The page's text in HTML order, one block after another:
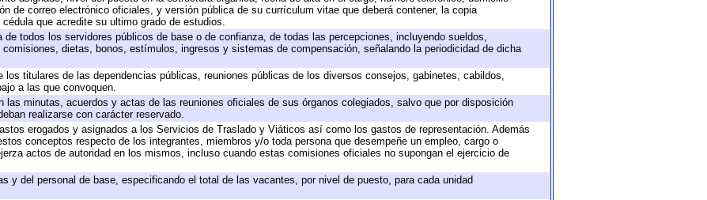
de correo electrónico oficiales, y versión pública de su currículum vitae que deberá contener, la copia
que acredite su ultimo grado de estudios.
todos los servidores públicos de base o de confianza, de todas las percepciones, incluyendo sueldos,
dietas, bonos, estímulos, ingresos y sistemas de compensación, señalando la periodicidad de dicha
los titulares de las dependencias públicas, reuniones públicas de los diversos consejos, gabinetes, cabildos,
a las que convoquen.
las minutas, acuerdos y actas de las reuniones oficiales de sus órganos colegiados, salvo que por disposición
realizarse con carácter reservado.
erogados y asignados a los Servicios de Traslado y Viáticos así como los gastos de representación. Además
conceptos respecto de los integrantes, miembros y/o toda persona que desempeñe un empleo, cargo o
actos de autoridad en los mismos, incluso cuando estas comisiones oficiales no supongan el ejercicio de
y del personal de base, especificando el total de las vacantes, por nivel de puesto, para cada unidad